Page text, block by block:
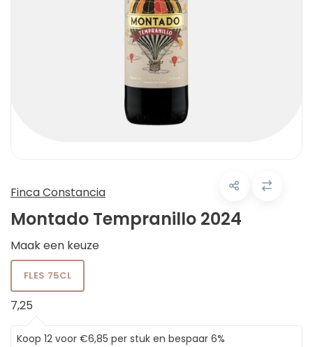
Finca Constancia
Montado Tempranillo 2024
Maak een keuze
FLES 75CL
7,25
Koop 12 voor €6,85 per stuk en bespaar 6%